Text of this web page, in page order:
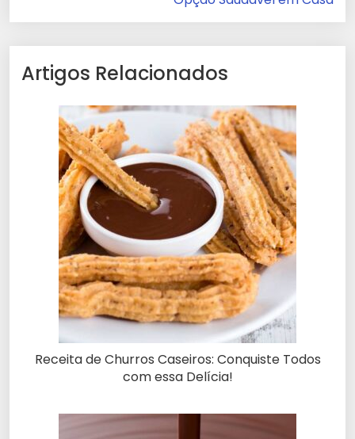
Artigos Relacionados
Receita de Churros Caseiros: Conquiste Todos
com essa Delícia!